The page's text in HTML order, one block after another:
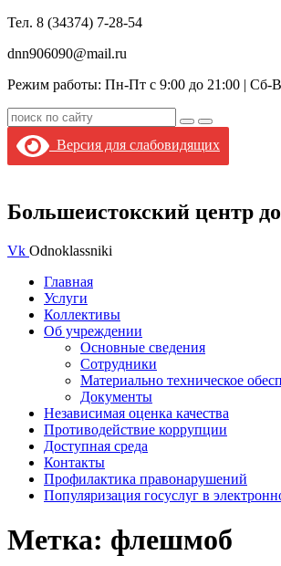
Тел. 8 (34374) 7-28-54
dnn906090@mail.ru
Режим работы: Пн-Пт с 9:00 до 21:00 | Сб-
Версия для слабовидящих
Большеистокский центр
Vk Odnoklassniki
Главная
Услуги
Коллективы
Об учреждении
Основные сведения
Сотрудники
Материально техническое
Документы
Независимая оценка качества
Противодействие коррупции
Доступная среда
Контакты
Профилактика правонарушений
Популяризация госуслуг в
Метка: флешмоб